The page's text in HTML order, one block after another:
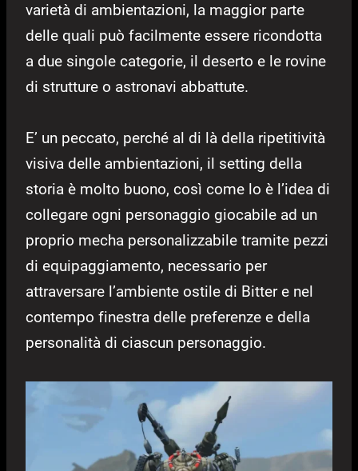
varietà di ambientazioni, la maggior parte
delle quali può facilmente essere ricondotta
a due singole categorie, il deserto e le rovine
di strutture o astronavi abbattute.
E’ un peccato, perché al di là della ripetitività
visiva delle ambientazioni, il setting della
storia è molto buono, così come lo è l’idea di
collegare ogni personaggio giocabile ad un
proprio mecha personalizzabile tramite pezzi
di equipaggiamento, necessario per
attraversare l’ambiente ostile di Bitter e nel
contempo finestra delle preferenze e della
personalità di ciascun personaggio.